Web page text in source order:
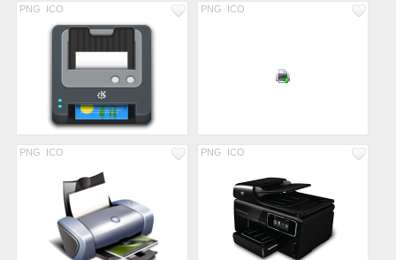
PNG ICO PNG ICO
PNG ICO PNG ICO